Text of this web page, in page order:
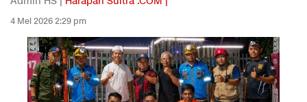
4 Mei 2026 2:29 pm